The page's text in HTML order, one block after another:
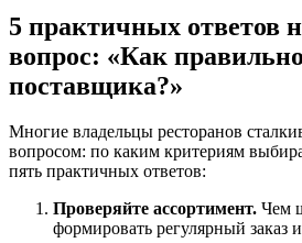
5 практичных ответов
вопрос: «Как
поставщика?»
Многие владельцы ресторанов
вопросом: по каким критериям
пять практичных ответов:
Проверяйте ассортимент. Чем
формировать регулярный заказ